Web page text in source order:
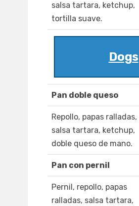
salsa tartara, ketchup,
tortilla suave.
Dogs
Pan doble queso
Repollo, papas ralladas,
salsa tartara, ketchup,
doble queso de mano.
Pan con pernil
Pernil, repollo, papas
ralladas, salsa tartara,